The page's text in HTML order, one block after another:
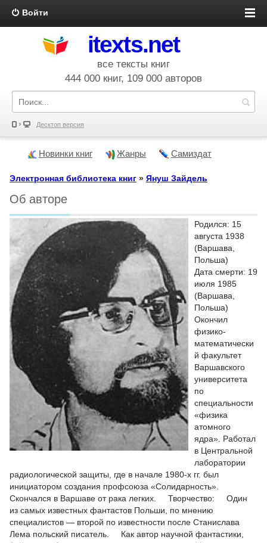
Войти
itexts.net
все тексты книг
444 000 книг, 109 000 авторов
Десктоп версия
Новинки книг Жанры Самиздат
Электронная библиотека книг » Януш Зайдель
Об авторе
Родился: 15
августа 1938
(Варшава,
Польша)
Дата смерти: 19
июля 1985
(Варшава,
Польша)
Окончил
физико-
математически
й факультет
Варшавского
университета
по
специальности
«физика
атомного
ядра». Работал
в Центральной
лаборатории
радиологической защиты, где в начале 1980-х гг. был
инициатором создания профсоюза «Солидарность».
Скончался в Варшаве от рака легких. Творчество: Один
из самых известных фантастов Польши, по мнению
специалистов — второй по известности после Станислава
Лема польский писатель. Как автор научной фантастики,